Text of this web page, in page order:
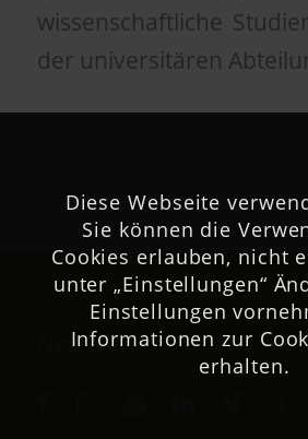
wissenschaftliche
der universitären
Netzwerk
Diese Webseite
Sie können die
Cookies erlauben, nicht
unter „Einstellungen“
Einstellungen
Informationen zur
erhalten.